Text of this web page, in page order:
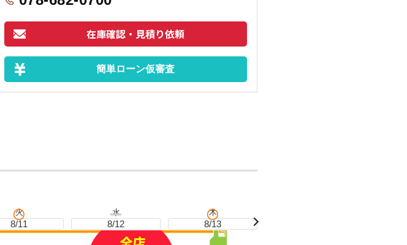
在庫確認・見積り依頼
簡単ローン仮審査
火
8/11
水
8/12
木
8/13